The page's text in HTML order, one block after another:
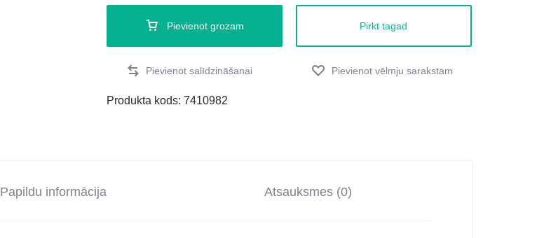
Pievienot grozam Pirkt tagad
Produkta kods:7410982
Papildu informācija Atsauksmes (0)